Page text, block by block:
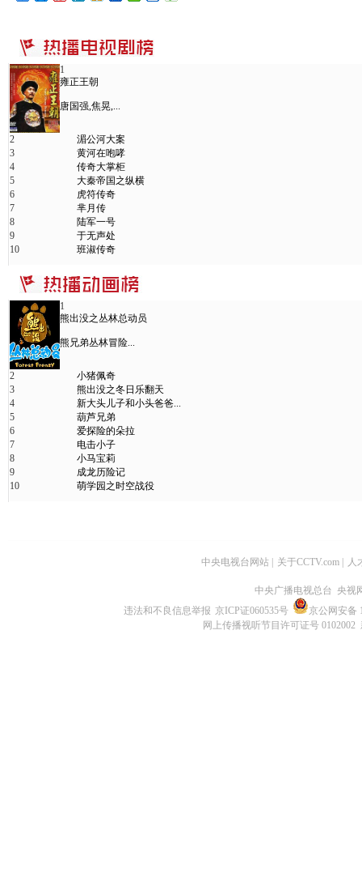
1
雍正王朝
唐国强,焦晃,...
2
湄公河大案
3
黄河在咆哮
4
传奇大掌柜
5
大秦帝国之纵横
6
虎符传奇
7
芈月传
8
陆军一号
9
于无声处
10
班淑传奇
1
熊出没之丛林总动员
熊兄弟丛林冒险...
2
小猪佩奇
3
熊出没之冬日乐翻天
4
新大头儿子和小头爸爸...
5
葫芦兄弟
6
爱探险的朵拉
7
电击小子
8
小马宝莉
9
成龙历险记
10
萌学园之时空战役
中央电视台网站 关于CCTV.com 人
中央广播电视总台 央视
违法和不良信息举报 京ICP证060535号
京公网安备
网上传播视听节目许可证号 0102002